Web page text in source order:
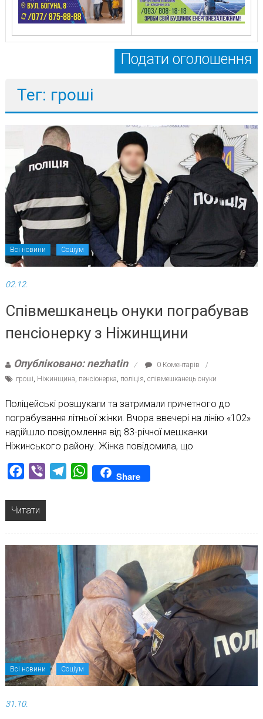
Подати оголошення
Тег: гроші
Всі новини Соціум
02.12.
Співмешканець онуки пограбував
пенсіонерку з Ніжинщини
Опубліковано: nezhatin
0 Коментарів
гроші Ніжинщина пенсіонерка поліція співмешканець онуки
Поліцейські розшукали та затримали причетного до
пограбування літньої жінки. Вчора ввечері на лінію «102»
надійшло повідомлення від 83-річної мешканки
Ніжинського району. Жінка повідомила, що
Facebook
Viber TelegramWhatsAppShare
Читати
Всі новини Соціум
31.10.